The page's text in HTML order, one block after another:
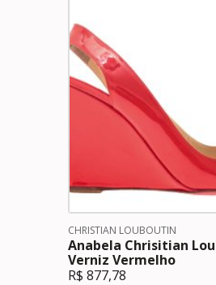
CHRISTIAN LOUBOUTIN
Anabela Chrisitian
Verniz Vermelho
R$ 877,78